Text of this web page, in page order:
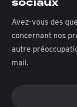
Avez-vous des
concernant nos
autre
mail.